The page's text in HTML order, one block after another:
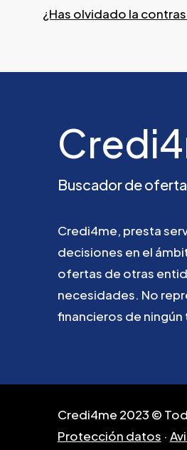
¿Has olvidado la
Buscadorde
Credi4me, presta
decisiones en el
ofertas de otras
necesidades. No
financieros de ningún
Credi4me 2023 ©
Protección datos ·